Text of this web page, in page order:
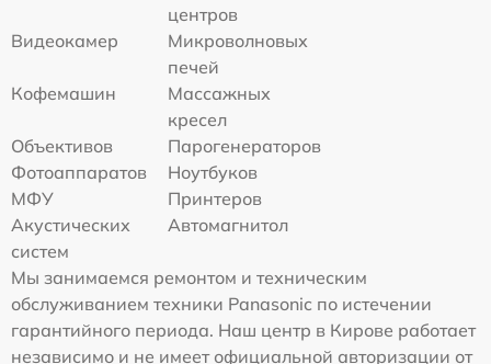
центров
Видеокамер
Микроволновых
печей
Кофемашин
Массажных
кресел
Объективов
Парогенераторов
Фотоаппаратов
Ноутбуков
МФУ
Принтеров
Акустических
систем
Автомагнитол
Мы занимаемся ремонтом и техническим
обслуживанием техники Panasonic по истечении
гарантийного периода. Наш центр в Кирове работает
независимо и не имеет официальной авторизации от